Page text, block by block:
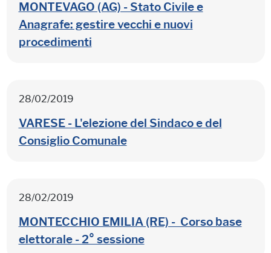
MONTEVAGO (AG) - Stato Civile e
Anagrafe: gestire vecchi e nuovi
procedimenti
28/02/2019
VARESE - L'elezione del Sindaco e del
Consiglio Comunale
28/02/2019
MONTECCHIO EMILIA (RE) - Corso base
elettorale - 2° sessione